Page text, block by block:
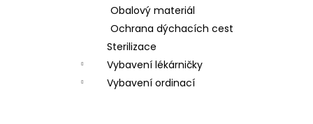
Obalový materiál
Ochrana dýchacích cest
Sterilizace
Vybavení lékárničky
Vybavení ordinací